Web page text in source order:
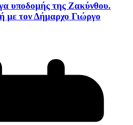
υποδομής της Ζακύνθου.
με τον Δήμαρχο Γιώργο